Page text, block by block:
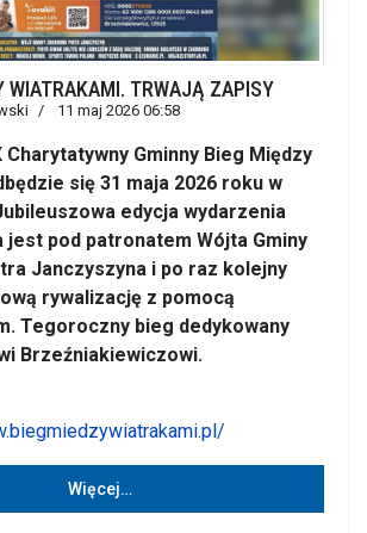
WIATRAKAMI. TRWAJĄ ZAPISY
11 maj 2026 06:58
Charytatywny Gminny Bieg Między
się 31 maja 2026 roku w
edycja wydarzenia
jest pod patronatem Wójta Gminy
Janczyszyna i po raz kolejny
rywalizację z pomocą
Tegoroczny bieg dedykowany
Brzeźniakiewiczowi.
Więcej…